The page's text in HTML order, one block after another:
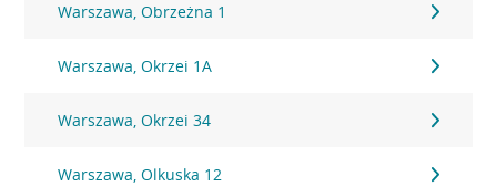
Warszawa, Obrzeżna 1
Warszawa, Okrzei 1A
Warszawa, Okrzei 34
Warszawa, Olkuska 12